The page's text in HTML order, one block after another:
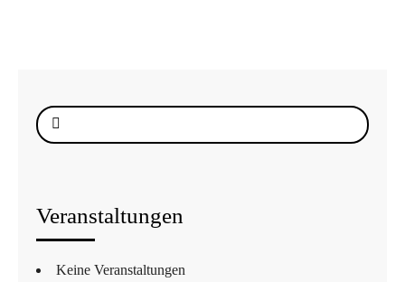
Suche
nach:
Veranstaltungen
Keine Veranstaltungen